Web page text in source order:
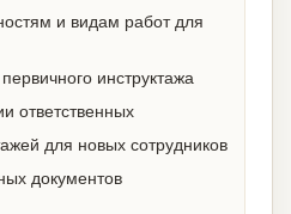
и видам работ для
инструктажа
ответственных
для новых сотрудников
документов